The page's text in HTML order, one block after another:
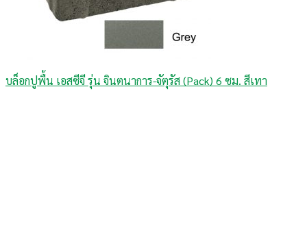
บล็อกปูพื้น เอสซีจี รุ่น จินตนาการ-จัตุรัส (Pack) 6 ซม. สีเทา